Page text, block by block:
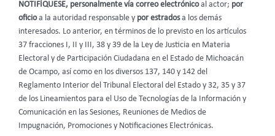
NOTIFÍQUESE, personalmente vía correo electrónicoal actor; por
oficioa la autoridad responsable y por estradosa los demás
interesados. Lo anterior, en términos de lo previsto en los artículos
37 fracciones I, II y III, 38 y 39 de la Ley de Justicia en Materia
Electoral y de Participación Ciudadana en el Estado de Michoacán
de Ocampo, así como en los diversos 137, 140 y 142 del
Reglamento Interior del Tribunal Electoral del Estado y 32, 35 y 37
de los Lineamientos para el Uso de Tecnologías de la Información y
Comunicación en las Sesiones, Reuniones de Medios de
Impugnación, Promociones y Notificaciones Electrónicas.